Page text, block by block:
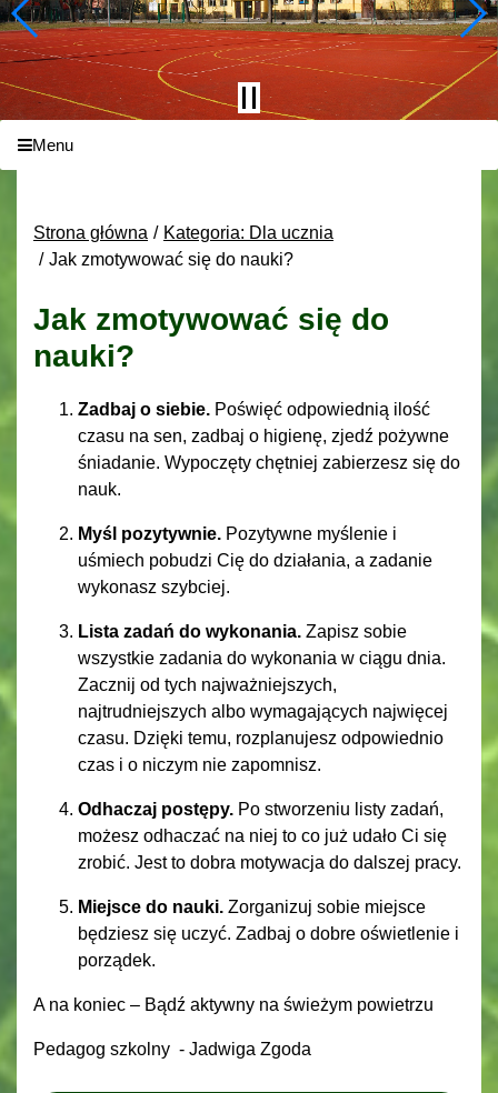
Menu
Strona główna
Kategoria: Dla ucznia
Jak zmotywować się do nauki?
Jak zmotywować się do
nauki?
Zadbaj o siebie. Poświęć odpowiednią ilość
czasu na sen, zadbaj o higienę, zjedź pożywne
śniadanie. Wypoczęty chętniej zabierzesz się do
nauk.
Myśl pozytywnie. Pozytywne myślenie i
uśmiech pobudzi Cię do działania, a zadanie
wykonasz szybciej.
Lista zadań do wykonania. Zapisz sobie
wszystkie zadania do wykonania w ciągu dnia.
Zacznij od tych najważniejszych,
najtrudniejszych albo wymagających najwięcej
czasu. Dzięki temu, rozplanujesz odpowiednio
czas i o niczym nie zapomnisz.
Odhaczaj postępy. Po stworzeniu listy zadań,
możesz odhaczać na niej to co już udało Ci się
zrobić. Jest to dobra motywacja do dalszej pracy.
Miejsce do nauki. Zorganizuj sobie miejsce
będziesz się uczyć. Zadbaj o dobre oświetlenie i
porządek.
A na koniec – Bądź aktywny na świeżym powietrzu
Pedagog szkolny - Jadwiga Zgoda